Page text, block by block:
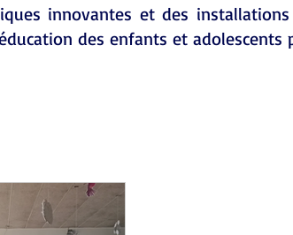
innovantes et des
des enfants et adolescents